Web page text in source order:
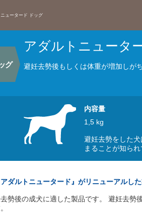
ュータード ドッグ
グ
アダルトニュータ
避妊去勢後もしくは体重が増加しが
内容量
1,5 kg
避妊去勢をした
まることが知られ
ルトニュータード』がリニューアルした
勢後の成犬に適した製品です。 避妊去